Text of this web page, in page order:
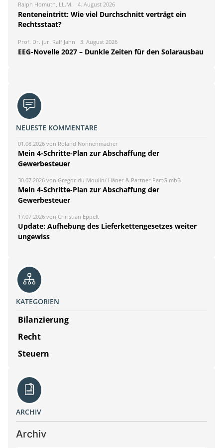
Ralph Homuth, LL.M. 4. August 2026
Renteneintritt: Wie viel Durchschnitt verträgt ein
Rechtsstaat?
Prof. Dr. jur. Ralf Jahn 3. August 2026
EEG-Novelle 2027 – Dunkle Zeiten für den Solarausbau
NEUESTE KOMMENTARE
01.08.2026 von Roland Nonnenmacher
Mein 4-Schritte-Plan zur Abschaffung der
Gewerbesteuer
30.07.2026 von Gregor du Moulin/ Häner & Partner PartG mbB
Mein 4-Schritte-Plan zur Abschaffung der
Gewerbesteuer
17.07.2026 von Christian Eppelt
Update: Aufhebung des Lieferkettengesetzes weiter
ungewiss
KATEGORIEN
Bilanzierung
Recht
Steuern
ARCHIV
Archiv